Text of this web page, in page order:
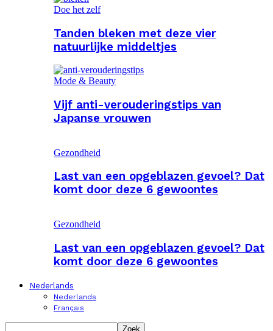
Doe het zelf
Tanden bleken met deze vier
natuurlijke middeltjes
Mode & Beauty
Vijf anti-verouderingstips van
Japanse vrouwen
Gezondheid
Last van een opgeblazen gevoel? Dat
komt door deze 6 gewoontes
Gezondheid
Last van een opgeblazen gevoel? Dat
komt door deze 6 gewoontes
Nederlands
Nederlands
Français